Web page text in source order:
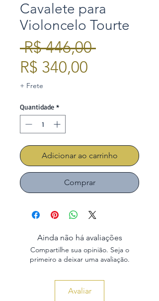
Cavalete para
Violoncelo Tourte
R$ 446,00 Preço
R$ 340,00
+ Frete
Quantidade *
Adicionar ao carrinho
Comprar
Ainda não há avaliações
Compartilhe sua opinião. Seja o
primeiro a deixar uma avaliação.
Avaliar